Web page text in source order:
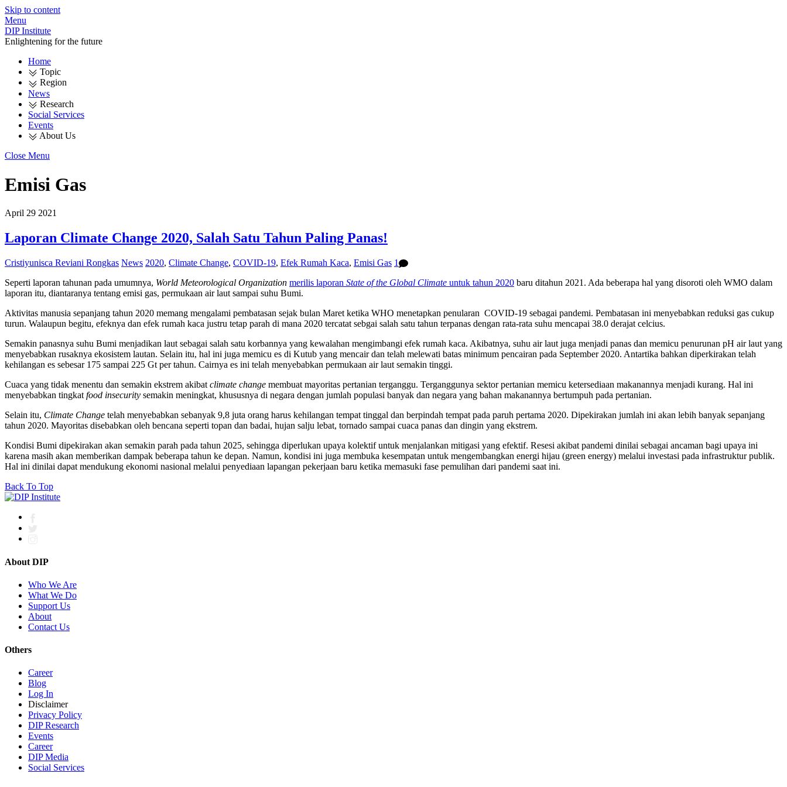
Skip to content
Menu
DIP Institute
Enlightening for the future
Home
Topic
Region
News
Research
Social Services
Events
About Us
Close Menu
Emisi Gas
April 29 2021
Laporan Climate Change 2020, Salah Satu Tahun Paling Panas!
Cristiyunisca Reviani Rongkas News 2020, Climate Change, COVID-19, Efek Rumah Kaca, Emisi Gas 1
Seperti laporan tahunan pada umumnya, World Meteorological Organization merilis laporan State of the Global Climate untuk tahun 2020 baru ditahun 2021. Ada beberapa hal yang disoroti oleh WMO dalam
laporan itu, diantaranya tentang emisi gas, permukaan air laut sampai suhu Bumi.
Aktivitas manusia sepanjang tahun 2020 memang mengalami pembatasan sejak bulan Maret ketika WHO menetapkan penularan COVID-19 sebagai pandemi. Pembatasan ini menyebabkan reduksi gas cukup
turun. Walaupun begitu, efeknya dan efek rumah kaca justru tetap parah di mana 2020 tercatat sebgai salah satu tahun terpanas dengan rata-rata suhu mencapai 38.0 derajat celcius.
Semakin panasnya suhu Bumi menjadikan laut sebagai salah satu korbannya yang kewalahan mengimbangi efek rumah kaca. Akibatnya, suhu air laut juga menjadi panas dan memicu penurunan pH air laut yang
menyebabkan rusaknya ekosistem lautan. Selain itu, hal ini juga memicu es di Kutub yang mencair dan telah melewati batas minimum pencairan pada September 2020. Antartika bahkan diperkirakan telah
kehilangan es sebesar 175 sampai 225 Gt per tahun. Cairnya es ini telah menyebabkan permukaan air laut semakin tinggi.
Cuaca yang tidak menentu dan semakin ekstrem akibat climate change membuat mayoritas pertanian terganggu. Terganggunya sektor pertanian memicu ketersediaan makanannya menjadi kurang. Hal ini
menyebabkan tingkat food insecurity semakin meningkat, khususnya di negara dengan jumlah populasi banyak dan negara yang bahan makanannya bertumpuh pada pertanian.
Selain itu, Climate Change telah menyebabkan sebanyak 9,8 juta orang harus kehilangan tempat tinggal dan berpindah tempat pada paruh pertama 2020. Dipekirakan jumlah ini akan lebih banyak sepanjang
tahun 2020. Mayoritas disebabkan oleh bencana seperti topan dan badai, hujan salju lebat, tornado sampai cuaca panas dan dingin yang ekstrem.
Kondisi Bumi dipekirakan akan semakin parah pada tahun 2025, sehingga diperlukan upaya kolektif untuk menjalankan mitigasi yang efektif. Resesi akibat pandemi dinilai sebagai ancaman bagi upaya ini
karena masih akan memberikan dampak beberapa tahun ke depan. Namun, kondisi ini juga membuka kesempatan untuk mengembangkan energi hijau (green energy) melalui investasi pada infrastruktur publik.
Hal ini dinilai dapat mendukung ekonomi nasional melalui penyediaan lapangan pekerjaan baru ketika memasuki fase pemulihan dari pandemi saat ini.
Back To Top
About DIP
Who We Are
What We Do
Support Us
About
Contact Us
Others
Career
Blog
Log In
Disclaimer
Privacy Policy
DIP Research
Events
Career
DIP Media
Social Services